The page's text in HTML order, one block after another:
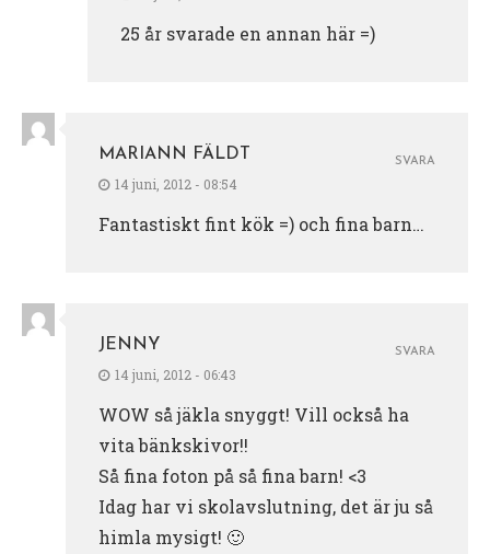
25 år svarade en annan här =)
MARIANN FÄLDT
14 juni, 2012 - 08:54
Fantastiskt fint kök =) och fina barn…
SVARA
JENNY
14 juni, 2012 - 06:43
WOW så jäkla snyggt! Vill också ha
vita bänkskivor!!
Så fina foton på så fina barn! <3
Idag har vi skolavslutning, det är ju så
himla mysigt! 🙂
SVARA